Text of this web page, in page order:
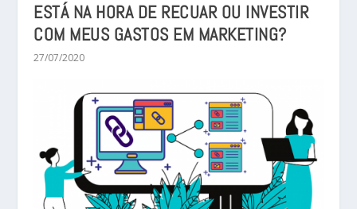
ESTÁ NA HORA DE RECUAR OU INVESTIR
COM MEUS GASTOS EM MARKETING?
27/07/2020